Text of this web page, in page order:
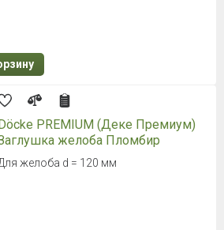
PREMIUM (Деке Премиум)
желоба Пломбир
желоба d = 120 мм